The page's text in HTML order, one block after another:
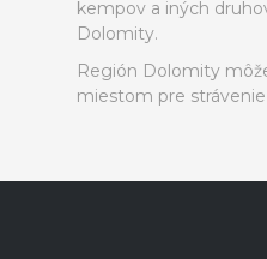
kempov a iných
Dolomity.
Región Dolomity
miestom pre